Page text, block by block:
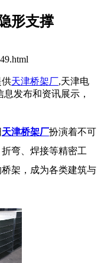
形支撑​
供天津桥架厂,天津电
发布和资讯展示，
天津桥架厂扮演着不可
弯、焊接等精密工
架，成为各类建筑与